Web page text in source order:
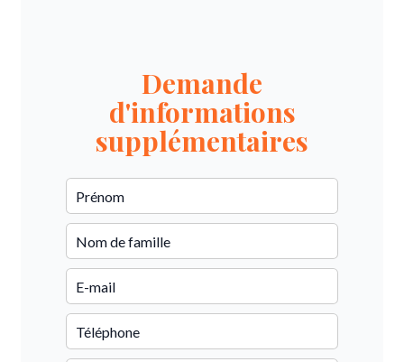
Demande
d'informations
supplémentaires